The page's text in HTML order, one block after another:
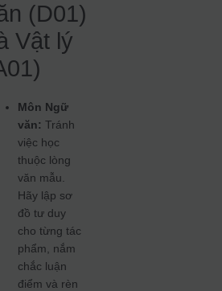
(D01)
Vật lý
Môn Ngữ
văn: Tránh
việc học
thuộc lòng
văn mẫu.
Hãy lập sơ
đồ tư duy
cho từng tác
phẩm, nắm
chắc luận
điểm và rèn